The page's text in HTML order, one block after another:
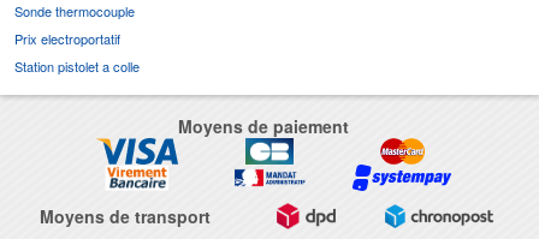
Sonde thermocouple
Prix electroportatif
Station pistolet a colle
Moyens de paiement
Moyens de transport